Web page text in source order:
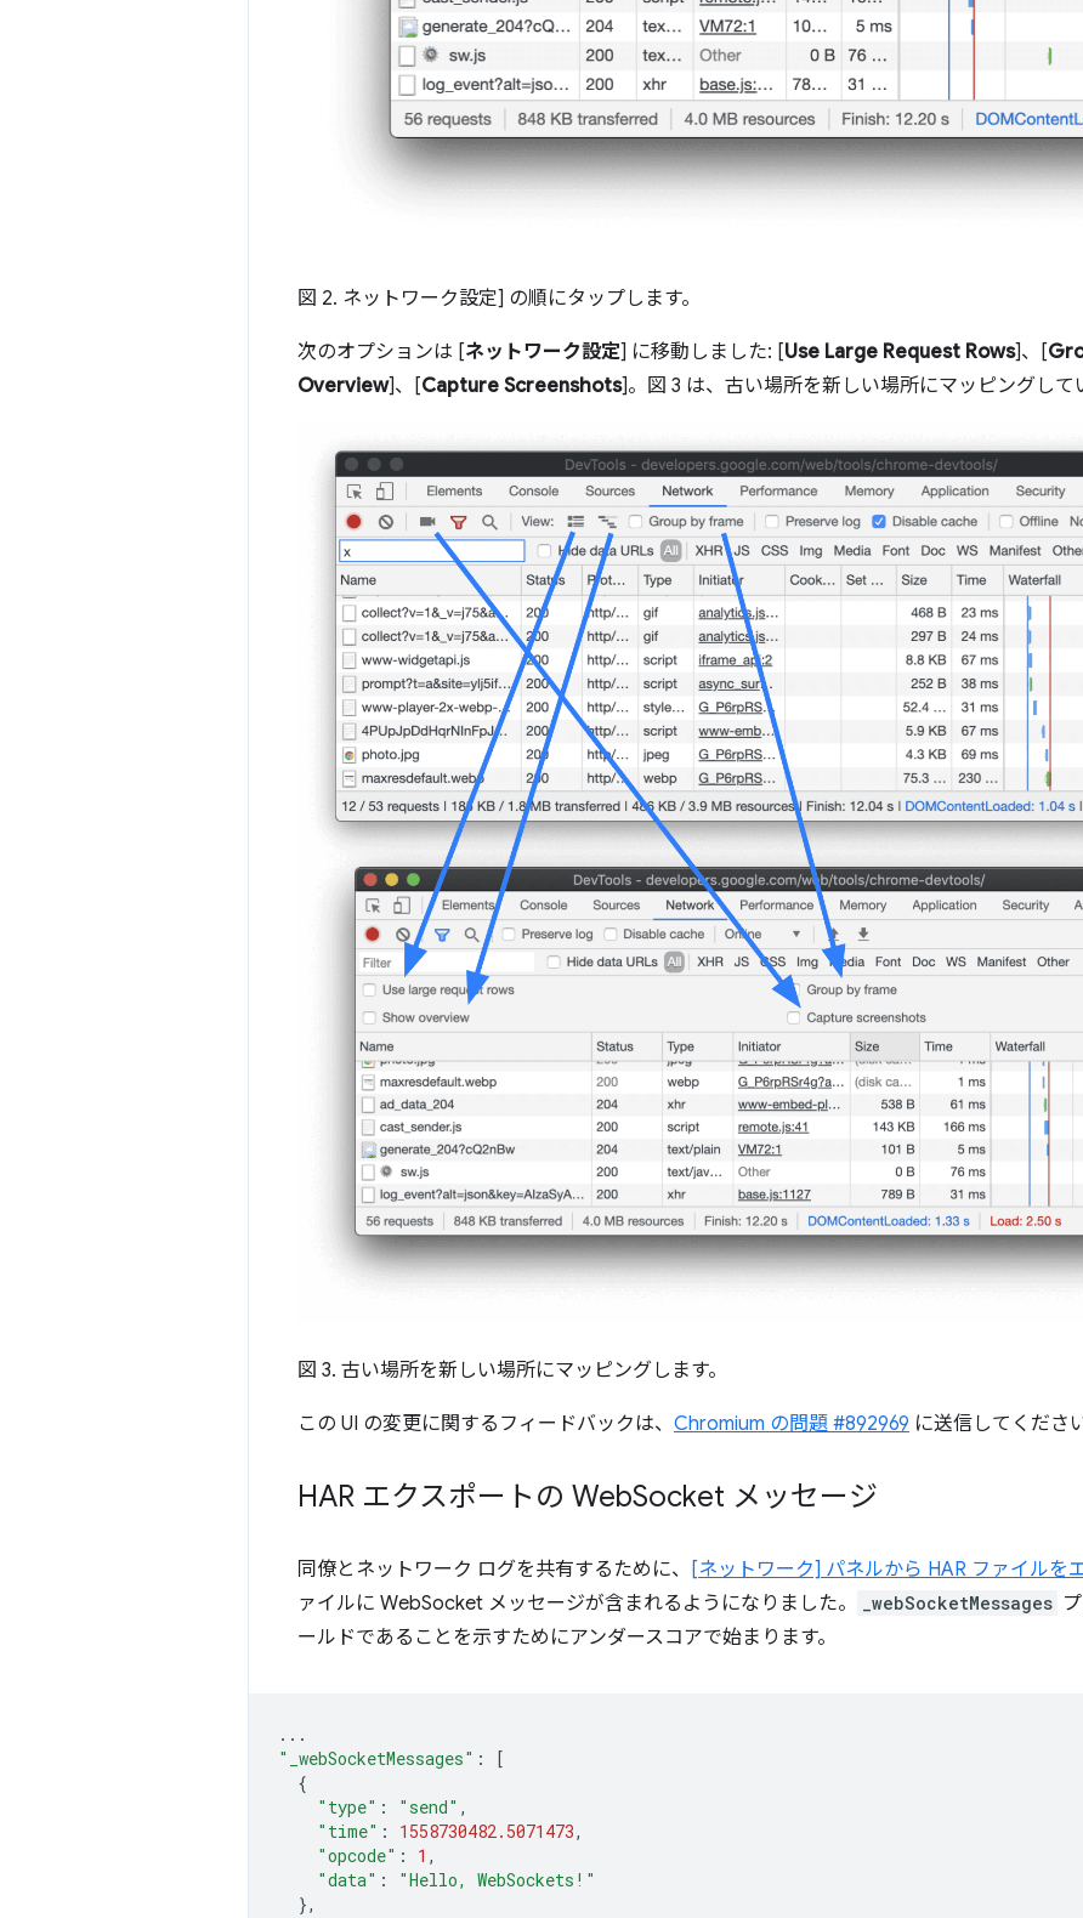
図 2. ネットワーク設定] の順にタップします。
次のオプションは [ネットワーク設定] に移動しました: [Use Large Request Rows]、[
Overview]、[Capture Screenshots]。図 3 は、古い場所を新しい場所にマッピングして
図 3. 古い場所を新しい場所にマッピングします。
この UI の変更に関するフィードバックは、 Chromium の問題 #892969 に送信してください
HAR エクスポートの WebSocket メッセージ
同僚とネットワーク ログを共有するために、 [ネットワーク] パネルから HAR ファイルを
ァイルに WebSocket メッセージが含まれるようになりました。
_webSocketMessages
ールドであることを示すためにアンダースコアで始まります。
...
"_webSocketMessages" :
[
{
"type" : "send" ,
"time" : 1558730482.5071473,
"opcode" : 1 ,
"data" :
"Hello, WebSockets!"
},